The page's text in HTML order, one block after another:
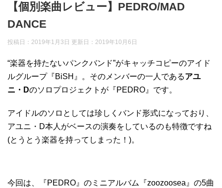
【個別楽曲レビュー】PEDRO/MAD
DANCE
投稿日：2019年1月3日 更新日： 2019年10月6日
“楽器を持たないパンクバンド”がキャッチコピーのアイド
ルグループ『BiSH』。そのメンバーの一人であるアユ
ニ・Dのソロプロジェクトが『PEDRO』です。
アイドルのソロとしては珍しくバンド形式になっており、
アユニ・D本人がベースの演奏をしているのも特徴ですね
(とうとう楽器を持ってしまった！)。
今回は、『PEDRO』のミニアルバム『zoozoosea』の5曲